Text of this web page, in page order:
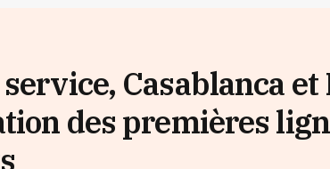
Casablanca et
des premières